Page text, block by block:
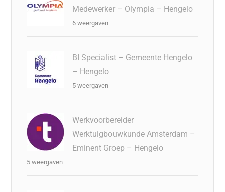
Medewerker – Olympia – Hengelo
6 weergaven
BI Specialist – Gemeente Hengelo
– Hengelo
5 weergaven
Werkvoorbereider
Werktuigbouwkunde Amsterdam –
Eminent Groep – Hengelo
5 weergaven